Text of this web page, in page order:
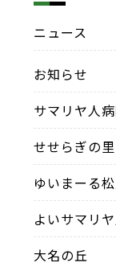
ニュース
お知らせ
サマリヤ人
せせらぎの里
ゆいまーる
よいサマリ
大名の丘